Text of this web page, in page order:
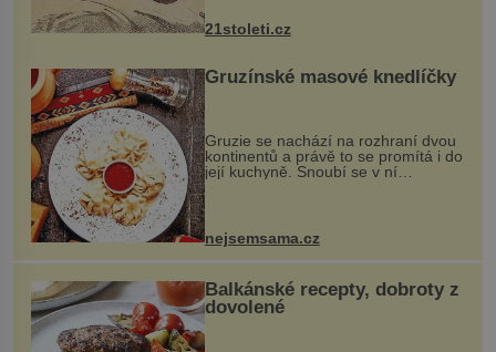
nohou, a způsobuje bole...
21stoleti.cz
Gruzínské masové knedlíčky
Gruzie se nachází na rozhraní dvou
kontinentů a právě to se promítá i do
její kuchyně. Snoubí se v ní
evropské a asijské chutě a díky tomu
vznikají rozmanité a chuťově bohaté
pokrmy, které rozhodně st...
nejsemsama.cz
Balkánské recepty, dobroty z
dovolené